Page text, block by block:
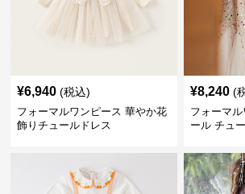
¥6,940 (税込)
フォーマルワンピース 華やか花
飾りチュールドレス
¥8,240 (
フォーマ
ール チュ